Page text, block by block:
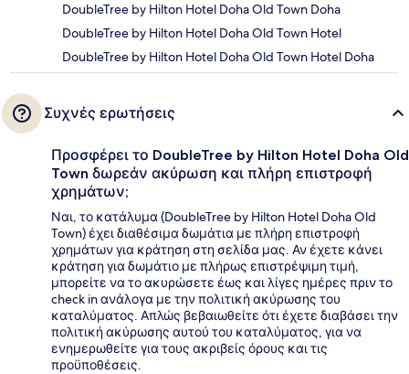
DoubleTree by Hilton Hotel Doha Old Town Doha
DoubleTree by Hilton Hotel Doha Old Town Hotel
DoubleTree by Hilton Hotel Doha Old Town Hotel Doha
Συχνές ερωτήσεις
Προσφέρει το DoubleTree by Hilton Hotel Doha Old
Town δωρεάν ακύρωση και πλήρη επιστροφή
χρημάτων;
Ναι, το κατάλυμα (DoubleTree by Hilton Hotel Doha Old
Town) έχει διαθέσιμα δωμάτια με πλήρη επιστροφή
χρημάτων για κράτηση στη σελίδα μας. Αν έχετε κάνει
κράτηση για δωμάτιο με πλήρως επιστρέψιμη τιμή,
μπορείτε να το ακυρώσετε έως και λίγες ημέρες πριν το
check in ανάλογα με την πολιτική ακύρωσης του
καταλύματος. Απλώς βεβαιωθείτε ότι έχετε διαβάσει την
πολιτική ακύρωσης αυτού του καταλύματος, για να
ενημερωθείτε για τους ακριβείς όρους και τις
προϋποθέσεις.